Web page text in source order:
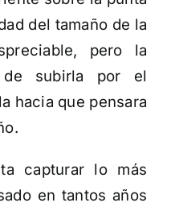
del tamaño de la
pero la
de subirla por el
hacia que pensara
capturar lo más
en tantos años